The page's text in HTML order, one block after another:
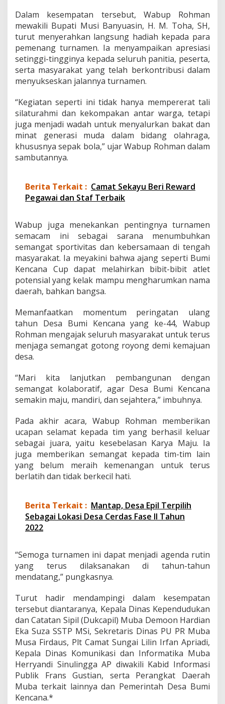
a
B
u
m
i
K
e
n
c
n
a
u
p
2
0
,
K
a
a
M
a
j
u
K
e
l
a
S
e
b
a
a
J
u
r
Dalam kesempatan tersebut, Wabup Rohman
mewakili Bupati Musi Banyuasin, H. M. Toha, SH,
turut menyerahkan langsung hadiah kepada para
pemenang turnamen. Ia menyampaikan apresiasi
setinggi-tingginya kepada seluruh panitia, peserta,
serta masyarakat yang telah berkontribusi dalam
menyukseskan jalannya turnamen.
“Kegiatan seperti ini tidak hanya mempererat tali
silaturahmi dan kekompakan antar warga, tetapi
juga menjadi wadah untuk menyalurkan bakat dan
minat generasi muda dalam bidang olahraga,
khususnya sepak bola,” ujar Wabup Rohman dalam
sambutannya.
Berita Terkait : Camat Sekayu Beri Reward
Pegawai dan Staf Terbaik
Wabup juga menekankan pentingnya turnamen
semacam ini sebagai sarana menumbuhkan
semangat sportivitas dan kebersamaan di tengah
masyarakat. Ia meyakini bahwa ajang seperti Bumi
Kencana Cup dapat melahirkan bibit-bibit atlet
potensial yang kelak mampu mengharumkan nama
daerah, bahkan bangsa.
Memanfaatkan momentum peringatan ulang
tahun Desa Bumi Kencana yang ke-44, Wabup
Rohman mengajak seluruh masyarakat untuk terus
menjaga semangat gotong royong demi kemajuan
desa.
“Mari kita lanjutkan pembangunan dengan
semangat kolaboratif, agar Desa Bumi Kencana
semakin maju, mandiri, dan sejahtera,” imbuhnya.
Pada akhir acara, Wabup Rohman memberikan
ucapan selamat kepada tim yang berhasil keluar
sebagai juara, yaitu kesebelasan Karya Maju. Ia
juga memberikan semangat kepada tim-tim lain
yang belum meraih kemenangan untuk terus
berlatih dan tidak berkecil hati.
Berita Terkait : Mantap, Desa Epil Terpilih
Sebagai Lokasi Desa Cerdas Fase II Tahun
2022
“Semoga turnamen ini dapat menjadi agenda rutin
yang terus dilaksanakan di tahun-tahun
mendatang,” pungkasnya.
Turut hadir mendampingi dalam kesempatan
tersebut diantaranya, Kepala Dinas Kependudukan
dan Catatan Sipil (Dukcapil) Muba Demoon Hardian
Eka Suza SSTP MSi, Sekretaris Dinas PU PR Muba
Musa Firdaus, Plt Camat Sungai Lilin Irfan Apriadi,
Kepala Dinas Komunikasi dan Informatika Muba
Herryandi Sinulingga AP diwakili Kabid Informasi
Publik Frans Gustian, serta Perangkat Daerah
Muba terkait lainnya dan Pemerintah Desa Bumi
Kencana.*